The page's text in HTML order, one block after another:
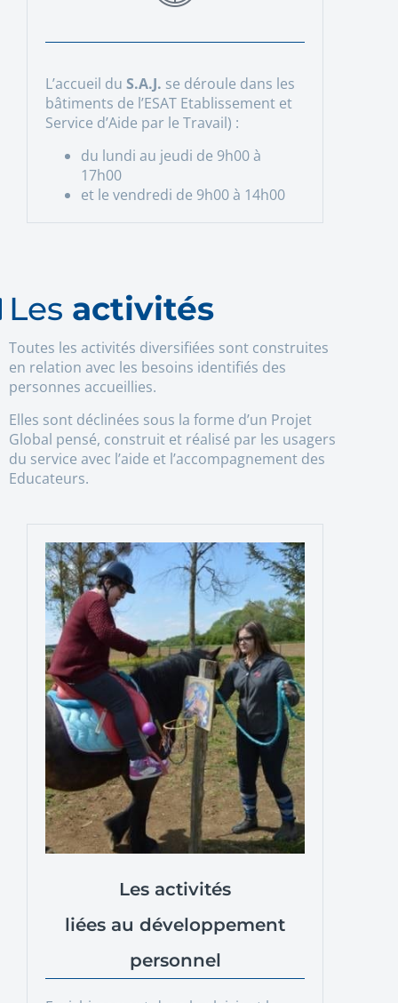
L’accueil du S.A.J. se déroule dans les
bâtiments de l’ESAT Etablissement et
Service d’Aide par le Travail) :
du lundi au jeudi de 9h00 à
17h00
et le vendredi de 9h00 à 14h00
Les activités
Toutes les activités diversifiées sont construites
en relation avec les besoins identifiés des
personnes accueillies.
Elles sont déclinées sous la forme d’un Projet
Global pensé, construit et réalisé par les usagers
du service avec l’aide et l’accompagnement des
Educateurs.
Les activités
liées au développement
personnel